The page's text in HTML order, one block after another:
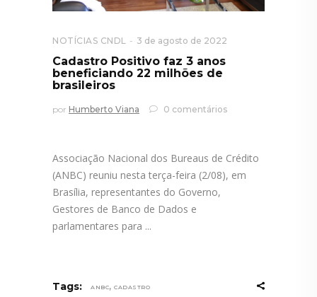
NOTÍCIAS CNDL 3 de agosto de 2022
Cadastro Positivo faz 3 anos
beneficiando 22 milhões de
brasileiros
por Humberto Viana 0 comentários
Associação Nacional dos Bureaus de Crédito
(ANBC) reuniu nesta terça-feira (2/08), em
Brasília, representantes do Governo,
Gestores de Banco de Dados e
parlamentares para
Tags: ANBC, CADASTRO